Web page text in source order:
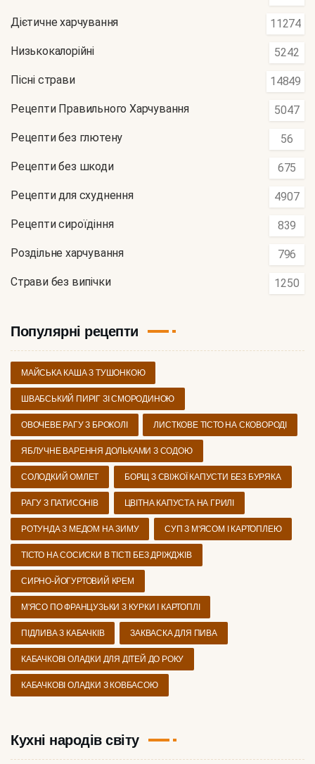
Дієтичне харчування 11274
Низькокалорійні 5242
Пісні страви 14849
Рецепти Правильного Харчування 5047
Рецепти без глютену 56
Рецепти без шкоди 675
Рецепти для схуднення 4907
Рецепти сироїдіння 839
Роздільне харчування 796
Страви без випічки 1250
Популярні рецепти
МАЙСЬКА КАША З ТУШОНКОЮ
ШВАБСЬКИЙ ПИРІГ ЗІ СМОРОДИНОЮ
ОВОЧЕВЕ РАГУ З БРОКОЛІ ЛИСТКОВЕ ТІСТО НА СКОВОРОДІ
ЯБЛУЧНЕ ВАРЕННЯ ДОЛЬКАМИ З СОДОЮ
СОЛОДКИЙ ОМЛЕТ БОРЩ З СВІЖОЇ КАПУСТИ БЕЗ БУРЯКА
РАГУ З ПАТИСОНІВ ЦВІТНА КАПУСТА НА ГРИЛІ
РОТУНДА З МЕДОМ НА ЗИМУ СУП З М'ЯСОМ І КАРТОПЛЕЮ
ТІСТО НА СОСИСКИ В ТІСТІ БЕЗ ДРІЖДЖІВ
СИРНО-ЙОГУРТОВИЙ КРЕМ
М'ЯСО ПО ФРАНЦУЗЬКИ З КУРКИ І КАРТОПЛІ
ПІДЛИВА З КАБАЧКІВ ЗАКВАСКА ДЛЯ ПИВА
КАБАЧКОВІ ОЛАДКИ ДЛЯ ДІТЕЙ ДО РОКУ
КАБАЧКОВІ ОЛАДКИ З КОВБАСОЮ
Кухні народів світу